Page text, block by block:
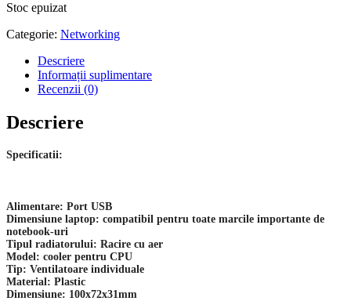
Stoc epuizat
Categorie: Networking
Descriere
Informații suplimentare
Recenzii (0)
Descriere
Specificatii:
Alimentare: Port USB
Dimensiune laptop: compatibil pentru toate marcile importante de
notebook-uri
Tipul radiatorului: Racire cu aer
Model: cooler pentru CPU
Tip: Ventilatoare individuale
Material: Plastic
Dimensiune: 100x72x31mm